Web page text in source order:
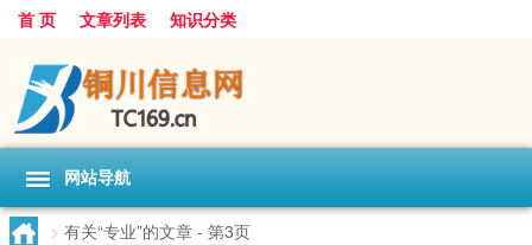
首 页 文章列表 知识分类
网站导航
> 有关“专业”的文章 - 第3页